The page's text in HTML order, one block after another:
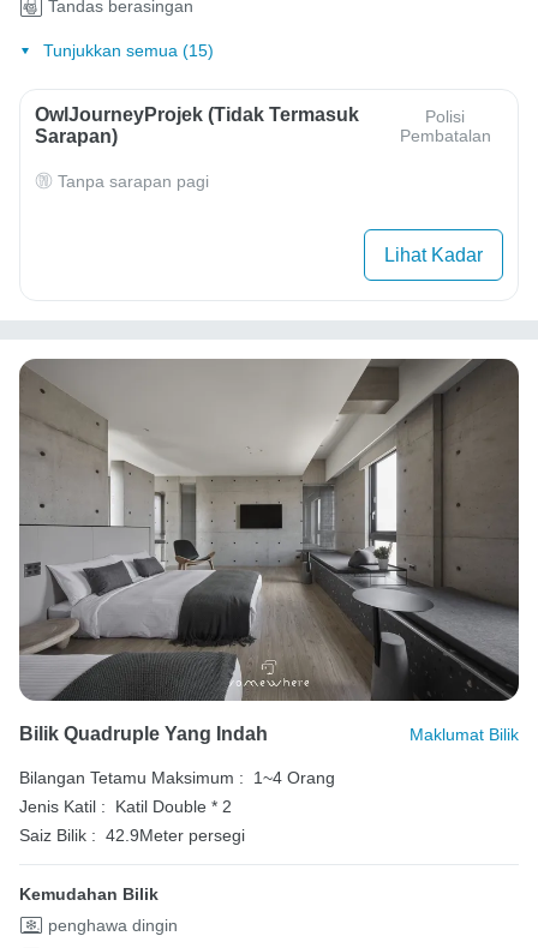
Tandas berasingan
Tunjukkan semua (15)
OwlJourneyProjek (Tidak Termasuk
Sarapan)
Polisi
Pembatalan
Tanpa sarapan pagi
Lihat Kadar
Bilik Quadruple Yang Indah Maklumat Bilik
Bilangan Tetamu Maksimum :
1~4 Orang
Jenis Katil :
Katil Double * 2
Saiz Bilik : 42.9Meter persegi
Kemudahan Bilik
penghawa dingin